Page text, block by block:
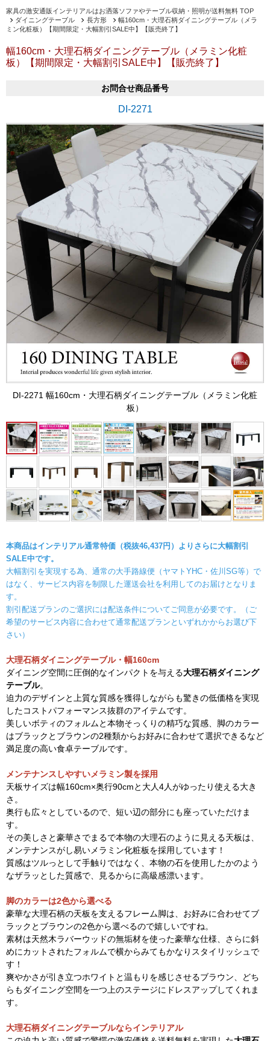
家具の激安通販インテリアルはお洒落ソファやテーブル収納・照明が送料無料 TOP
ダイニングテーブル
長方形
幅160cm・大理石柄ダイニングテーブル（メラ
ミン化粧板）【期間限定・大幅割引SALE中】【販売終了】
幅160cm・大理石柄ダイニングテーブル（メラミン化粧
板）【期間限定・大幅割引SALE中】【販売終了】
お問合せ商品番号
DI-2271
DI-2271 幅160cm・大理石柄ダイニングテーブル（メラミン化粧
板）
本商品はインテリアル通常特価（税抜46,437円）よりさらに大幅割引
SALE中です。
大幅割引を実現する為、通常の大手路線便（ヤマトYHC・佐川SG等）で
はなく、 サービス内容を制限した運送会社を利用してのお届けとなりま
す。
割引配送プランのご選択には配送条件についてご同意が必要です。
（ご
希望のサービス内容に合わせて通常配送プランといずれかからお選び下
さい）
大理石柄ダイニングテーブル・幅160cm
ダイニング空間に圧倒的なインパクトを与える大理石柄ダイニング
テーブル。
迫力のデザインと上質な質感を獲得しながらも驚きの低価格を実現
したコストパフォーマンス抜群のアイテムです。
美しいボティのフォルムと本物そっくりの精巧な質感、脚のカラー
はブラックとブラウンの2種類からお好みに合わせて選択できるなど
満足度の高い食卓テーブルです。
メンテナンスしやすいメラミン製を採用
天板サイズは幅160cm×奥行90cmと大人4人がゆったり使える大き
さ。
奥行も広々としているので、短い辺の部分にも座っていただけま
す。
その美しさと豪華さでまるで本物の大理石のように見える天板は、
メンテナンスがし易いメラミン化粧板を採用しています！
質感はツルっとして手触りではなく、本物の石を使用したかのよう
なザラッとした質感で、見るからに高級感漂います。
脚のカラーは2色から選べる
豪華な大理石柄の天板を支えるフレーム脚は、お好みに合わせてブ
ラックとブラウンの2色から選べるので嬉しいですね。
素材は天然木ラバーウッドの無垢材を使った豪華な仕様、さらに斜
めにカットされたフォルムで横からみてもかなりスタイリッシュで
す！
爽やかさが引き立つホワイトと温もりを感じさせるブラウン、どち
らもダイニング空間を一つ上のステージにドレスアップしてくれま
す。
大理石柄ダイニングテーブルならインテリアル